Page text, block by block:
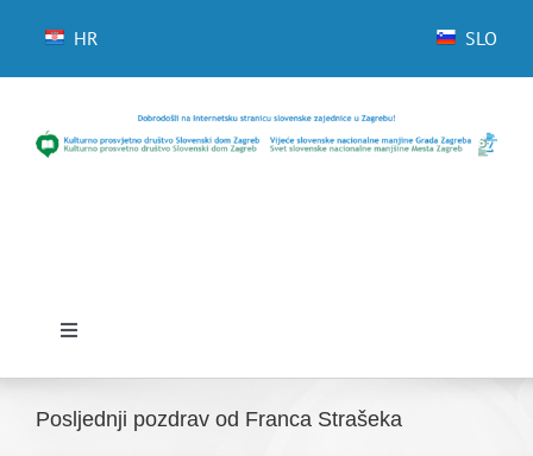
HR SLO
Toggle
Posljednji pozdrav od Franca Strašeka